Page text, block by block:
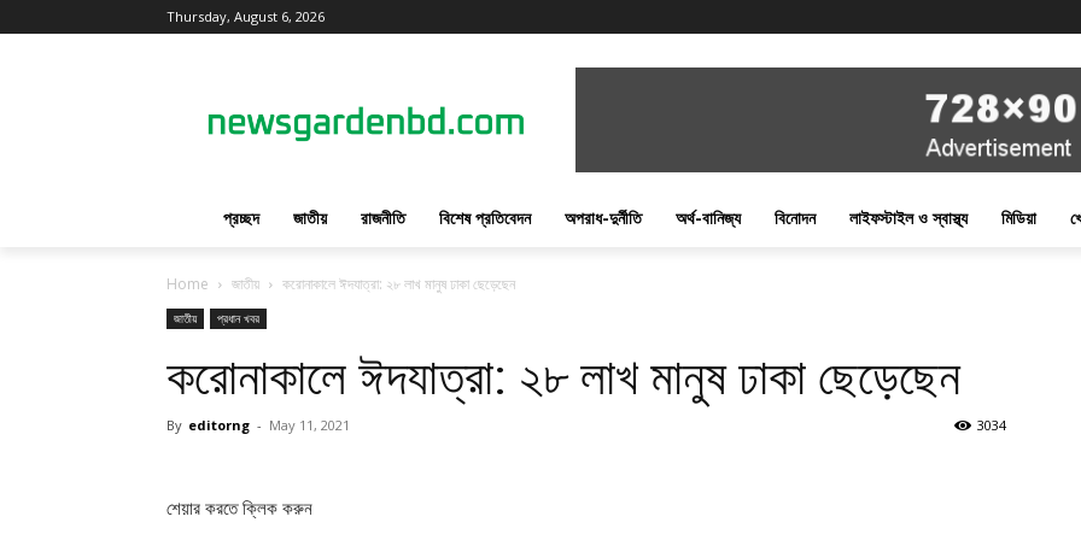
Thursday, August 6, 2026
প্রচ্ছদ জাতীয় রাজনীতি বিশেষ প্রতিবেদন অপরাধ-দুর্নীতি অর্থ-বানিজ্য বিনোদন লাইফস্টাইল ও স্বাস্থ্য মিডিয়া
Home জাতীয় করোনাকালে ঈদযাত্রা: ২৮ লাখ মানুষ ঢাকা ছেড়েছেন
জাতীয় প্রধান খবর
করোনাকালে ঈদযাত্রা: ২৮ লাখ মানুষ ঢাকা ছেড়েছেন
By editorng - May 11, 2021 3034
শেয়ার করতে ক্লিক করুন